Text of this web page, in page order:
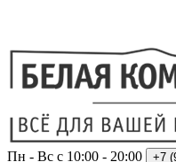
Пн - Вс с 10:00 - 20:00 +7